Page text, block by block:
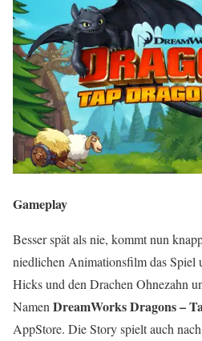
Gameplay
Besser spät als nie, kommt nun
niedlichen Animationsfilm das Spiel
Hicks und den Drachen Ohnezahn
NamenDreamWorks Dragons –
AppStore. Die Story spielt auch